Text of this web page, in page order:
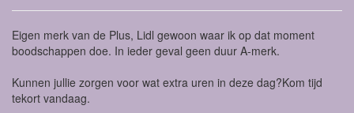
Eigen merk van de Plus, Lidl gewoon waar ik op dat moment
boodschappen doe. In ieder geval geen duur A-merk.
Kunnen jullie zorgen voor wat extra uren in deze dag?Kom tijd
tekort vandaag.